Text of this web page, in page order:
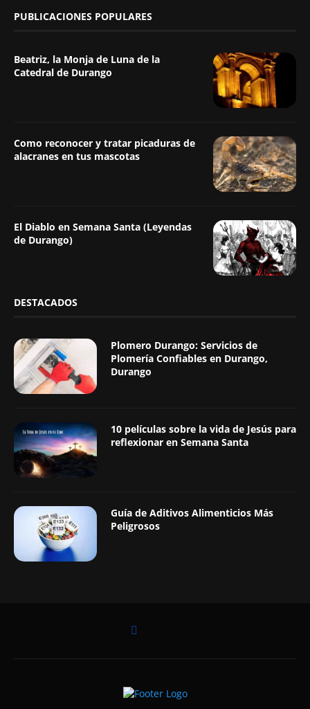
PUBLICACIONES POPULARES
Beatriz, la Monja de Luna de la
Catedral de Durango
Como reconocer y tratar picaduras de
alacranes en tus mascotas
El Diablo en Semana Santa (Leyendas
de Durango)
DESTACADOS
Plomero Durango: Servicios de
Plomería Confiables en Durango,
Durango
10 películas sobre la vida de Jesús para
reflexionar en Semana Santa
Guía de Aditivos Alimenticios Más
Peligrosos